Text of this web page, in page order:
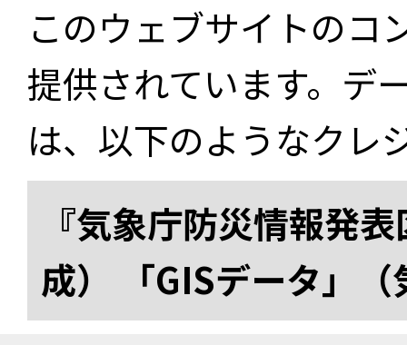
このウェブサイトのコ
提供されています。デ
は、以下のようなクレ
『気象庁防災情報発
成） 「GISデータ」